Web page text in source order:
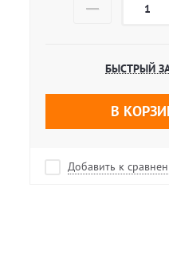
БЫСТРЫЙ
В
Добавить к